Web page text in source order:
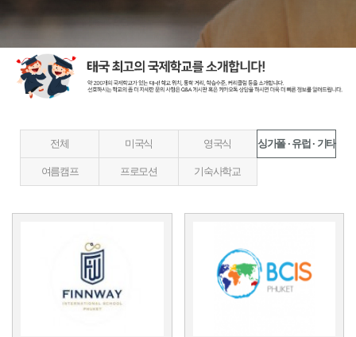
전체 미국식 영국식 싱가폴 · 유럽 · 기타
여름캠프 프로모션 기숙사학교